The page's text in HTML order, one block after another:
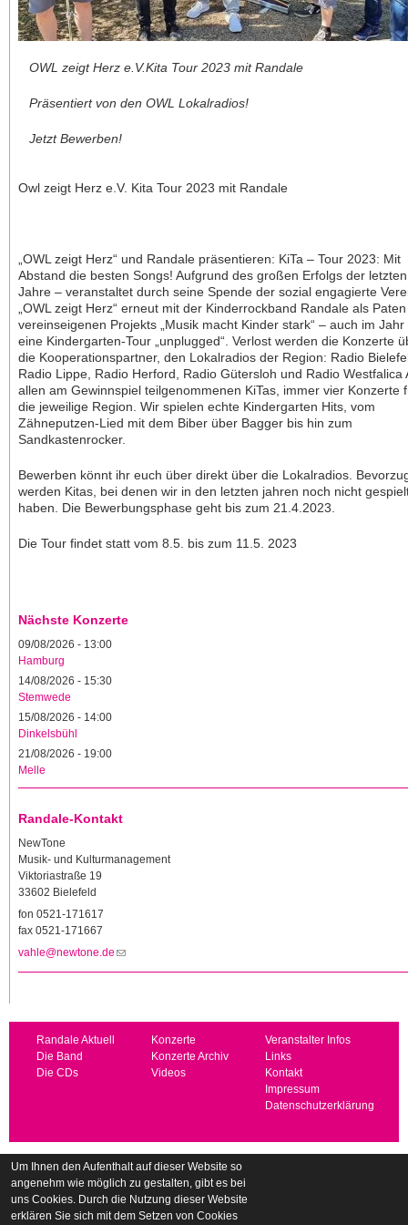
OWL zeigt Herz e.V.Kita Tour 2023 mit Randale
Präsentiert von den OWL Lokalradios!
Jetzt Bewerben!
Owl zeigt Herz e.V. Kita Tour 2023 mit Randale
„OWL zeigt Herz“ und Randale präsentieren: KiTa – Tour 2023: Mit
Abstand die besten Songs! Aufgrund des großen Erfolgs der letzten
Jahre – veranstaltet durch seine Spende der sozial engagierte
„OWL zeigt Herz“ erneut mit der Kinderrockband Randale als
vereinseigenen Projekts „Musik macht Kinder stark“ – auch im Jahr
eine Kindergarten-Tour „unplugged“. Verlost werden die Konzerte
die Kooperationspartner, den Lokalradios der Region: Radio
Radio Lippe, Radio Herford, Radio Gütersloh und Radio Westfalica
allen am Gewinnspiel teilgenommenen KiTas, immer vier Konzerte
die jeweilige Region. Wir spielen echte Kindergarten Hits, vom
Zähneputzen-Lied mit dem Biber über Bagger bis hin zum
Sandkastenrocker.
Bewerben könnt ihr euch über direkt über die Lokalradios.
werden Kitas, bei denen wir in den letzten jahren noch nicht
haben. Die Bewerbungsphase geht bis zum 21.4.2023.
Die Tour findet statt vom 8.5. bis zum 11.5. 2023
Nächste Konzerte
09/08/2026 - 13:00
Hamburg
14/08/2026 - 15:30
Stemwede
15/08/2026 - 14:00
Dinkelsbühl
21/08/2026 - 19:00
Melle
Randale-Kontakt
NewTone
Musik- und Kulturmanagement
Viktoriastraße 19
33602 Bielefeld
fon 0521-171617
fax 0521-171667
vahle@newtone.de (Link sendet E-Mail)
Randale Aktuell
Die Band
Die CDs
Konzerte
Konzerte Archiv
Videos
Veranstalter Infos
Links
Kontakt
Impressum
Datenschutzerklärung
Um Ihnen den Aufenthalt auf dieser Website so
angenehm wie möglich zu gestalten, gibt es bei
uns Cookies. Durch die Nutzung dieser Website
erklären Sie sich mit dem Setzen von Cookies